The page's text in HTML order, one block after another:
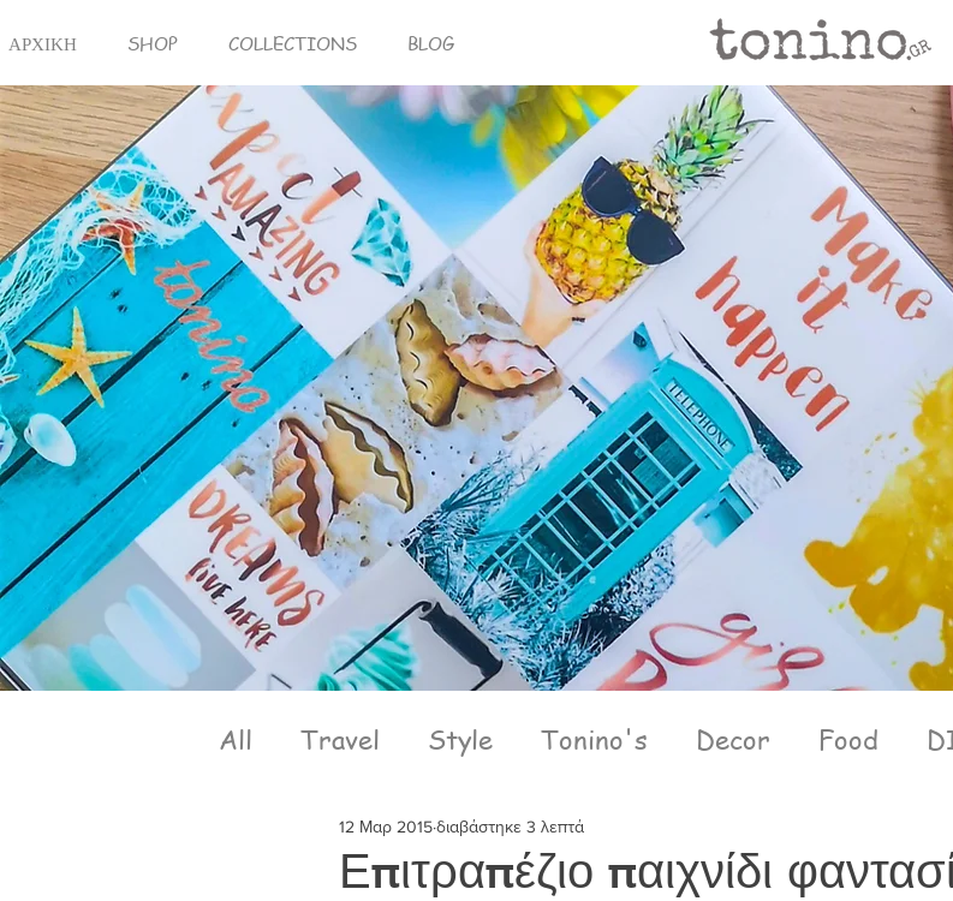
ΑΡΧΙΚΗ SHOP COLLECTIONS BLOG
All Travel Style Tonino's Decor Food
Επιτραπέζιο παιχνίδι
12 Μαρ 2015διαβάστηκε 3 λεπτά